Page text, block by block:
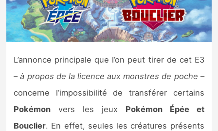
Nintendo Direct
Tests et previews
Tests de jeux
Tests d’accessoires
Autres tests
L’annonce principale que l’on peut tirer de cet E3
–à propos de la licence aux monstres de poche –
concerne l’impossibilité de transférer certains
Pokémon vers les jeux Pokémon Épée et
Bouclier. En effet, seules les créatures présents